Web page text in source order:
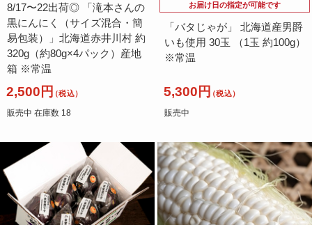
8/17〜22出荷◎ 「滝本さんの
黒にんにく（サイズ混合・簡
易包装）」北海道赤井川村 約
320g（約80g×4パック）産地
箱 ※常温
2,500円（税込）
販売中 在庫数 18
お届け日の指定が可能です
「バタじゃが」 北海道産男爵
いも使用 30玉 （1玉 約100g）
※常温
5,300円（税込）
販売中